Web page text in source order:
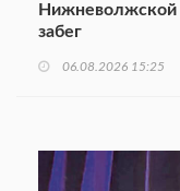
забег
06.08.2026 15:25